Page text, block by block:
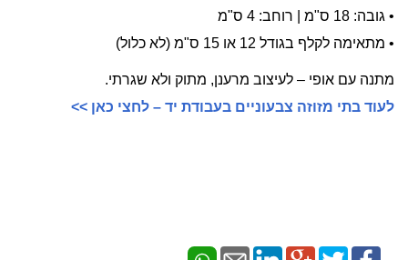
• גובה: 18 ס"מ | רוחב: 4 ס"מ
• מתאימה לקלף בגודל 12 או 15 ס"מ (לא כלול)
מתנה עם אופי – לעיצוב מרענן, מתוק ולא שגרתי.
לעוד בתי מזוזה צבעוניים בעבודת יד – לחצי כאן >>